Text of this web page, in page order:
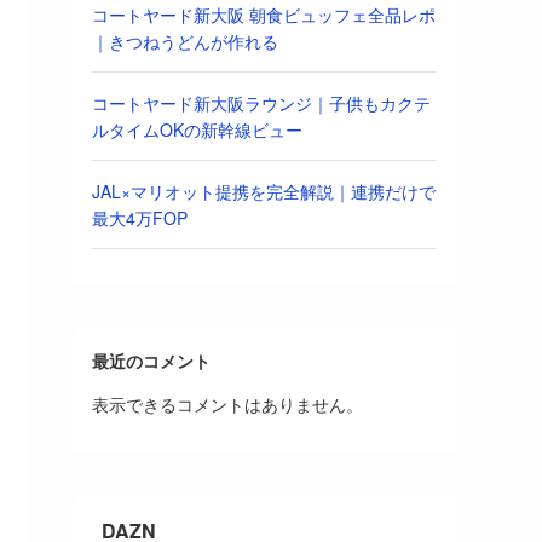
コートヤード新大阪 朝食ビュッフェ全品レポ
｜きつねうどんが作れる
コートヤード新大阪ラウンジ｜子供もカクテ
ルタイムOKの新幹線ビュー
JAL×マリオット提携を完全解説｜連携だけで
最大4万FOP
最近のコメント
表示できるコメントはありません。
DAZN